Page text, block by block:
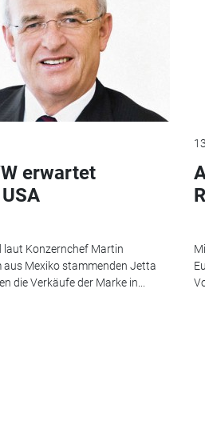
erwartet
laut Konzernchef Martin
aus Mexiko stammenden Jetta
die Verkäufe der Marke in...